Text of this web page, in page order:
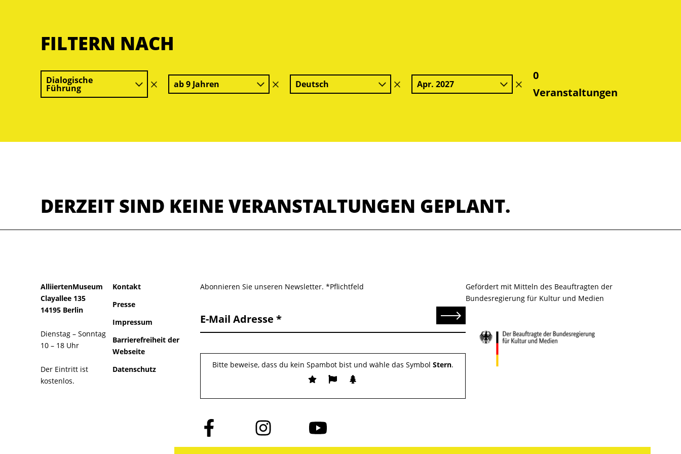
FILTERN NACH
Dialogische
Führung
Filter
löschen
ab 9 Jahren
Filter
löschen
Deutsch
Filter
löschen
Apr. 2027
Filter
löschen
0
Veranstaltungen
DERZEIT SIND KEINE VERANSTALTUNGEN GEPLANT.
AlliiertenMuseum
Clayallee 135
14195 Berlin
Dienstag – Sonntag
10 – 18 Uhr
Der Eintritt ist
kostenlos.
Kontakt
Presse
Impressum
Barrierefreiheit der
Webseite
Datenschutz
Abonnieren Sie unseren Newsletter. *Pflichtfeld
E-Mail Adresse Senden
Bitte beweise, dass du kein Spambot bist und wähle das Symbol Stern.
Folge
uns
auf
Folge
uns
auf
Folge
uns
auf
Gefördert mit Mitteln des Beauftragten der
Bundesregierung für Kultur und Medien